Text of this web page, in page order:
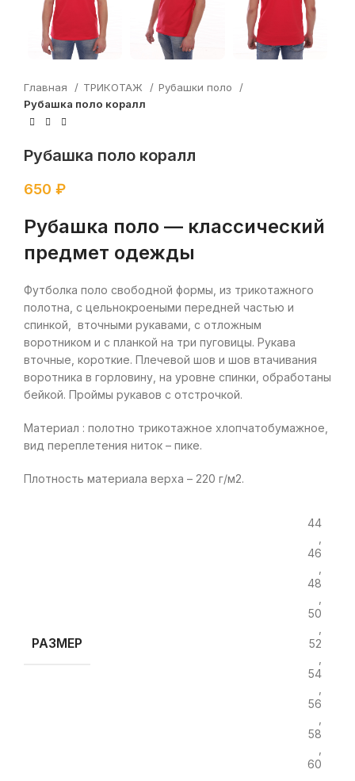
Главная ТРИКОТАЖ
Рубашки поло
Рубашка поло коралл
Рубашка поло коралл
650 ₽
Рубашка поло — классический
предмет одежды
Футболка поло свободной формы, из трикотажного
полотна, с цельнокроеными передней частью и
спинкой, вточными рукавами, с отложным
воротником и с планкой на три пуговицы. Рукава
вточные, короткие. Плечевой шов и шов втачивания
воротника в горловину, на уровне спинки, обработаны
бейкой. Проймы рукавов с отстрочкой.
Материал : полотно трикотажное хлопчатобумажное,
вид переплетения ниток – пике.
Плотность материала верха – 220 г/м2.
РАЗМЕР
44
46
48
50
52
54
56
58
60